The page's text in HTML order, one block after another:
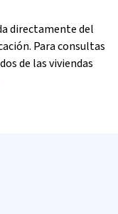
directamente del
Para consultas
de las viviendas